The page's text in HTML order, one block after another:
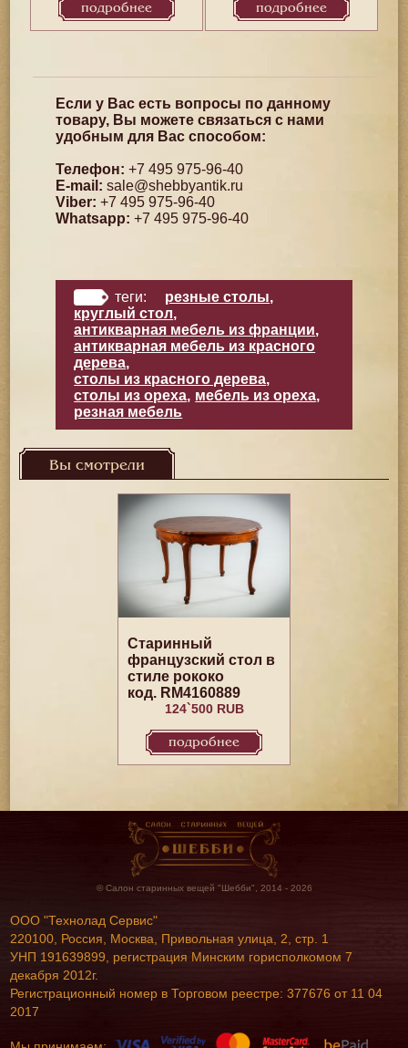
подробнее подробнее
Если у Вас есть вопросы по данному
товару, Вы можете связаться с нами
удобным для Вас способом:
Телефон: +7 495 975-96-40
E-mail: sale@shebbyantik.ru
Viber: +7 495 975-96-40
Whatsapp: +7 495 975-96-40
теги: резные столы,
круглый стол,
антикварная мебель из франции,
антикварная мебель из красного
дерева,
столы из красного дерева,
столы из ореха, мебель из ореха,
резная мебель
Вы смотрели
Старинный
французский стол в
стиле рококо
код. RM4160889
124`500 RUB
подробнее
© Салон старинных вещей "Шебби", 2014 - 2026
ООО "Технолад Сервис"
220100, Россия, Москва, Привольная улица, 2, стр. 1
УНП 191639899, регистрация Минским горисполкомом 7
декабря 2012г.
Регистрационный номер в Торговом реестре: 377676 от 11 04
2017